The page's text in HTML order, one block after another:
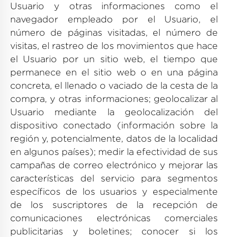
Usuario y otras informaciones como el
navegador empleado por el Usuario, el
número de páginas visitadas, el número de
visitas, el rastreo de los movimientos que hace
el Usuario por un sitio web, el tiempo que
permanece en el sitio web o en una página
concreta, el llenado o vaciado de la cesta de la
compra, y otras informaciones; geolocalizar al
Usuario mediante la geolocalización del
dispositivo conectado (información sobre la
región y, potencialmente, datos de la localidad
en algunos países); medir la efectividad de sus
campañas de correo electrónico y mejorar las
características del servicio para segmentos
específicos de los usuarios y especialmente
de los suscriptores de la recepción de
comunicaciones electrónicas comerciales
publicitarias y boletines; conocer si los